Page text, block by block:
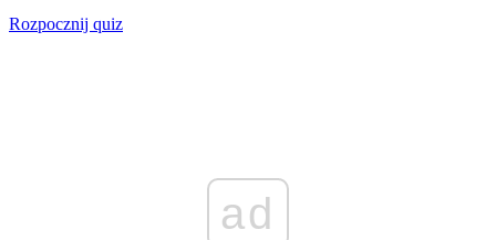
Rozpocznij quiz
ad